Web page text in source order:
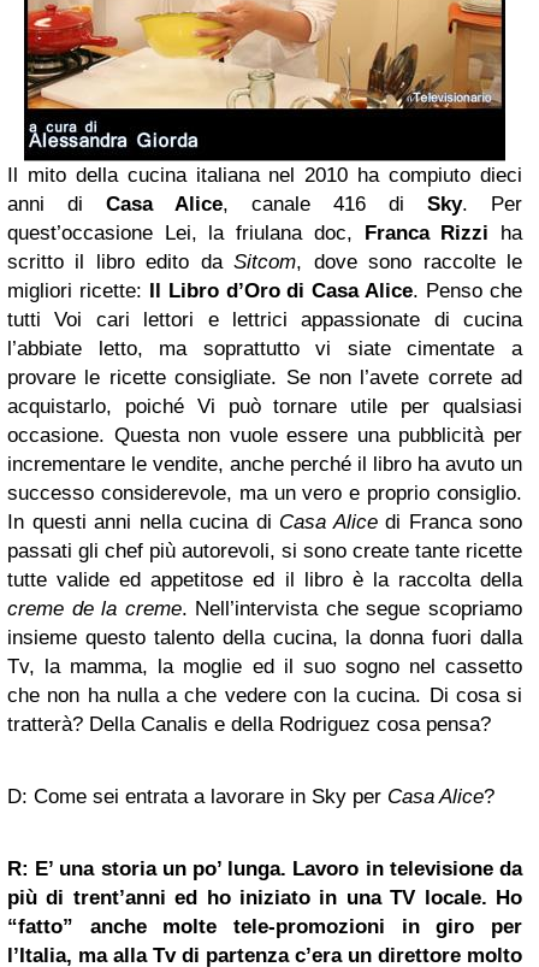
Il mito della cucina italiana nel 2010 ha compiuto dieci
anni di Casa Alice, canale 416 di Sky. Per
quest’occasione Lei, la friulana doc, Franca Rizzi ha
scritto il libro edito daSitcom, dove sono raccolte le
migliori ricette: Il Libro d’Oro di Casa Alice. Penso che
tutti Voi cari lettori e lettrici appassionate di cucina
l’abbiate letto, ma soprattutto vi siate cimentate a
provare le ricette consigliate. Se non l’avete correte ad
acquistarlo, poiché Vi può tornare utile per qualsiasi
occasione. Questa non vuole essere una pubblicità per
incrementare le vendite, anche perché il libro ha avuto un
successo considerevole, ma un vero e proprio consiglio.
In questi anni nella cucina di Casa Alicedi Franca sono
passati gli chef più autorevoli, si sono create tante ricette
tutte valide ed appetitose ed il libro è la raccolta della
creme de la creme. Nell’intervista che segue scopriamo
insieme questo talento della cucina, la donna fuori dalla
Tv, la mamma, la moglie ed il suo sogno nel cassetto
che non ha nulla a che vedere con la cucina. Di cosa si
tratterà? Della Canalis e della Rodriguez cosa pensa?
D: Come sei entrata a lavorare in Sky per Casa Alice?
R: E’ una storia un po’ lunga. Lavoro in televisione da
più di trent’anni ed ho iniziato in una TV locale. Ho
“fatto” anche molte tele-promozioni in giro per
l’Italia, ma alla Tv di partenza c’era un direttore molto